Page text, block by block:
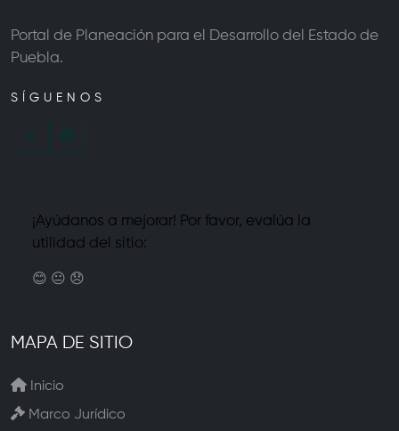
Portal de Planeación para el Desarrollo del Estado de
Puebla.
SÍGUENOS
¡Ayúdanos a mejorar! Por favor, evalúa la
utilidad del sitio:
😊 😐 😞
MAPA DE SITIO
Inicio
Marco Jurídico